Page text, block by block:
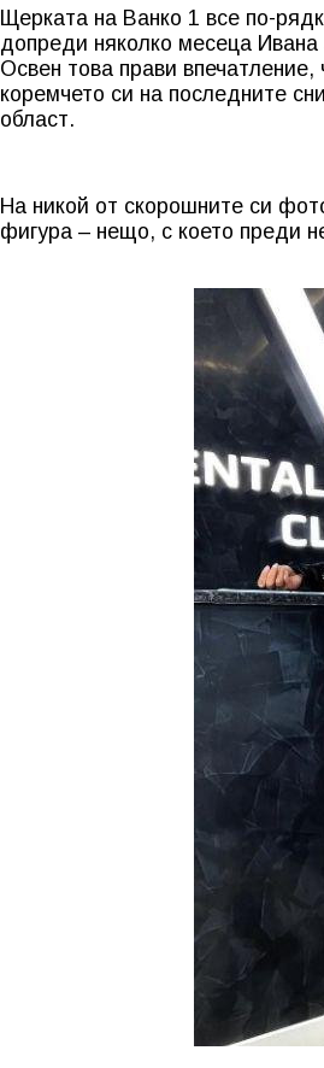
Щерката на Ванко 1 все по-
допреди няколко месеца
Освен това прави
коремчето си на последните
област.
На никой от скорошните си
фигура – нещо, с което преди